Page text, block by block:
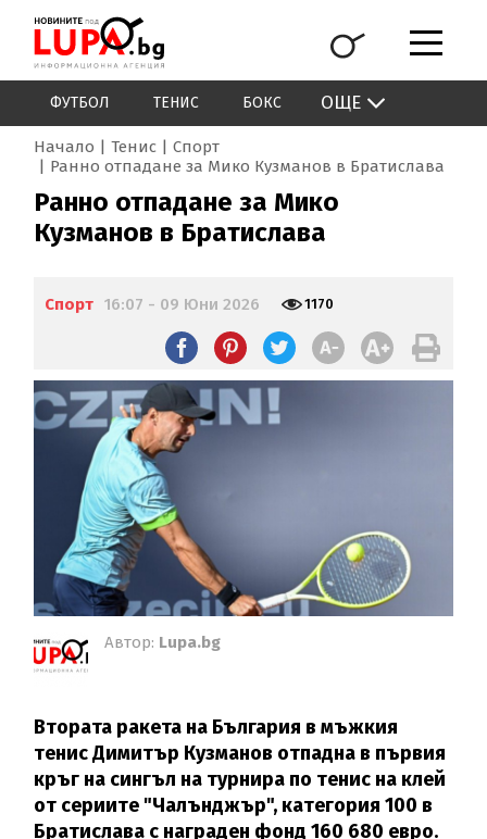
ФУТБОЛ ТЕНИС БОКС ОЩЕ
Начало Тенис
Спорт
Ранно отпадане за Мико Кузманов в Братислава
Ранно отпадане за Мико
Кузманов в Братислава
Спорт 16:07 - 09 Юни 2026 1170
Автор: Lupa.bg
Втората ракета на България в мъжкия
тенис Димитър Кузманов отпадна в първия
кръг на сингъл на турнира по тенис на клей
от сериите "Чалънджър", категория 100 в
Братислава с награден фонд 160 680 евро.